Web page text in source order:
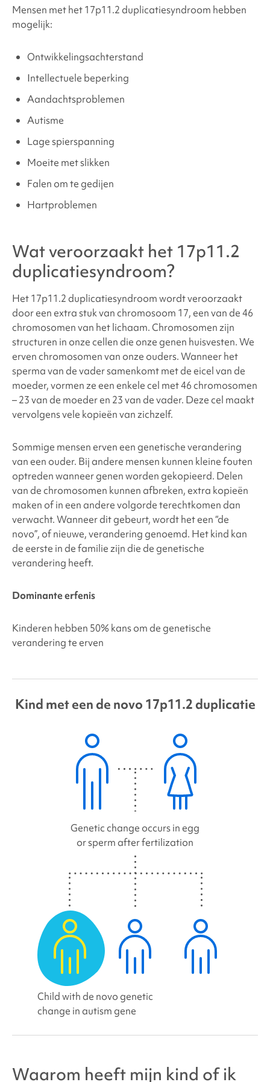
Hoe wordt
Gedrags- en ontwikkelingsstoornissen in verband
17p11.2 duplicatiesyndroom
Medische en lichamelijke problemen in verband
met17p11.2 duplicatiesyndroom
vinden?
Mensen methet 17p11.2 duplicatiesyndroom hebben
mogelijk:
Ontwikkelingsachterstand
Intellectuele beperking
Aandachtsproblemen
Autisme
Lage spierspanning
Moeite met slikken
Falen om te gedijen
Hartproblemen
Wat veroorzaakt het 17p11.2
duplicatiesyndroom?
Het 17p11.2 duplicatiesyndroomwordt veroorzaakt
door een extra stuk van chromosoom 17, een van de 46
chromosomen van het lichaam. Chromosomen zijn
structuren in onze cellen die onze genen huisvesten. We
erven chromosomen van onze ouders. Wanneer het
sperma van de vader samenkomt met de eicel van de
moeder, vormen ze een enkele cel met 46 chromosomen
– 23 van de moeder en 23 van de vader. Deze cel maakt
vervolgens vele kopieën van zichzelf.
Sommige mensen erven een genetische verandering
van een ouder. Bij andere mensen kunnen kleine fouten
optreden wanneer genen worden gekopieerd. Delen
van de chromosomen kunnen afbreken, extra kopieën
maken of in een andere volgorde terechtkomen dan
verwacht. Wanneer dit gebeurt, wordt het een “de
novo”, of nieuwe, verandering genoemd. Het kind kan
de eerste in de familie zijn die de genetische
verandering heeft.
Dominante erfenis
Kinderen hebben 50% kans om de genetische
verandering te erven
Kind met een de novo 17p11.2 duplicatie
Genetic change occurs in egg
or sperm after fertilization
Child with de novo genetic
change in autism gene
Waarom heeft mijn kind of ik